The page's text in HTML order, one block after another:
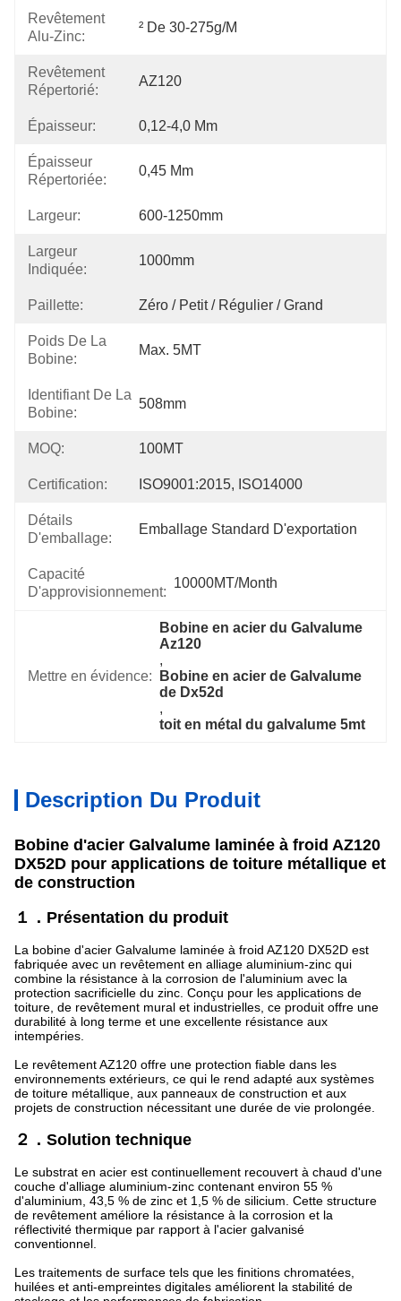
Revêtement
Alu-Zinc:
² De 30-275g/m
Revêtement
Répertorié:
AZ120
Épaisseur: 0,12-4,0 Mm
Épaisseur
Répertoriée:
0,45 Mm
Largeur: 600-1250mm
Largeur
Indiquée:
1000mm
Paillette: Zéro / Petit / Régulier / Grand
Poids De La
Bobine:
Max. 5MT
Identifiant De La
Bobine:
508mm
MOQ: 100MT
Certification: ISO9001:2015, ISO14000
Détails
D'emballage:
Emballage Standard D'exportation
Capacité
D'approvisionnement:
10000MT/month
Mettre en évidence:
Bobine en acier du Galvalume
Az120
,
Bobine en acier de Galvalume
de Dx52d
,
toit en métal du galvalume 5mt
Description Du Produit
Bobine d'acier Galvalume laminée à froid AZ120
DX52D pour applications de toiture métallique et
de construction
１．Présentation du produit
La bobine d'acier Galvalume laminée à froid AZ120 DX52D est
fabriquée avec un revêtement en alliage aluminium-zinc qui
combine la résistance à la corrosion de l'aluminium avec la
protection sacrificielle du zinc. Conçu pour les applications de
toiture, de revêtement mural et industrielles, ce produit offre une
durabilité à long terme et une excellente résistance aux
intempéries.
Le revêtement AZ120 offre une protection fiable dans les
environnements extérieurs, ce qui le rend adapté aux systèmes
de toiture métallique, aux panneaux de construction et aux
projets de construction nécessitant une durée de vie prolongée.
２．Solution technique
Le substrat en acier est continuellement recouvert à chaud d'une
couche d'alliage aluminium-zinc contenant environ 55 %
d'aluminium, 43,5 % de zinc et 1,5 % de silicium. Cette structure
de revêtement améliore la résistance à la corrosion et la
réflectivité thermique par rapport à l'acier galvanisé
conventionnel.
Les traitements de surface tels que les finitions chromatées,
huilées et anti-empreintes digitales améliorent la stabilité de